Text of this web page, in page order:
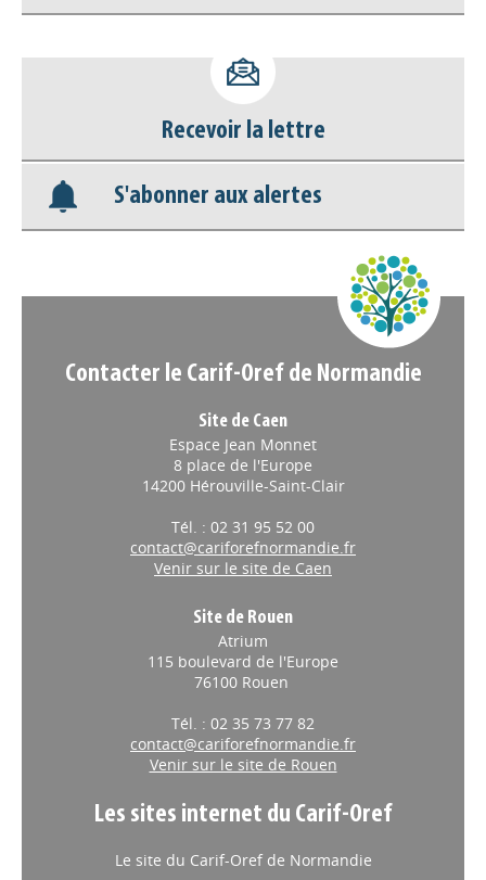
déconnecter)
Base documentaire
Nos veilles Scoop.it
Recevoir la lettre
S'abonner aux alertes
Contacter le Carif-Oref de Normandie
Site de Caen
Espace Jean Monnet
8 place de l'Europe
14200 Hérouville-Saint-Clair
Tél. : 02 31 95 52 00
contact@cariforefnormandie.fr
Venir sur le site de Caen
Site de Rouen
Atrium
115 boulevard de l'Europe
76100 Rouen
Tél. : 02 35 73 77 82
contact@cariforefnormandie.fr
Venir sur le site de Rouen
Les sites internet du Carif-Oref
Le site du Carif-Oref de Normandie